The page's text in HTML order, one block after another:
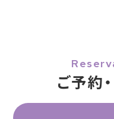
ご予約